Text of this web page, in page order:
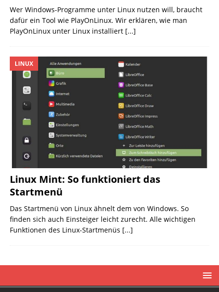
Wer Windows-Programme unter Linux nutzen will, braucht
dafür ein Tool wie PlayOnLinux. Wir erklären, wie man
PlayOnLinux unter Linux installiert [...]
Linux Mint: So funktioniert das
Startmenü
LINUX
Das Startmenü von Linux ähnelt dem von Windows. So
finden sich auch Einsteiger leicht zurecht. Alle wichtigen
Funktionen des Linux-Startmenüs [...]